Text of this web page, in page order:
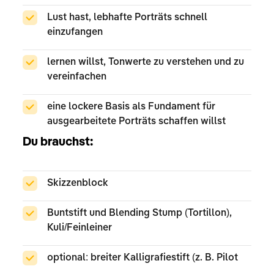
Lust hast, lebhafte Porträts schnell
einzufangen
lernen willst, Tonwerte zu verstehen und zu
vereinfachen
eine lockere Basis als Fundament für
ausgearbeitete Porträts schaffen willst
Du brauchst:
Skizzenblock
Buntstift und Blending Stump (Tortillon),
Kuli/Feinleiner
optional: breiter Kalligrafiestift (z. B. Pilot